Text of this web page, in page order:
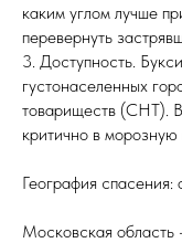
каким углом лучше
перевернуть
3. Доступность.
густонаселенных
товариществ (СНТ).
критично в морозную
География спасения:
Московская область